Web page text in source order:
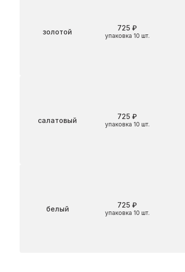
золотой упаковка 10 шт.
725 ₽
салатовый упаковка 10 шт.
725 ₽
белый упаковка 10 шт.
725 ₽